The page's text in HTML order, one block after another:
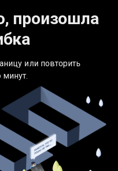
произошла
или повторить
минут.